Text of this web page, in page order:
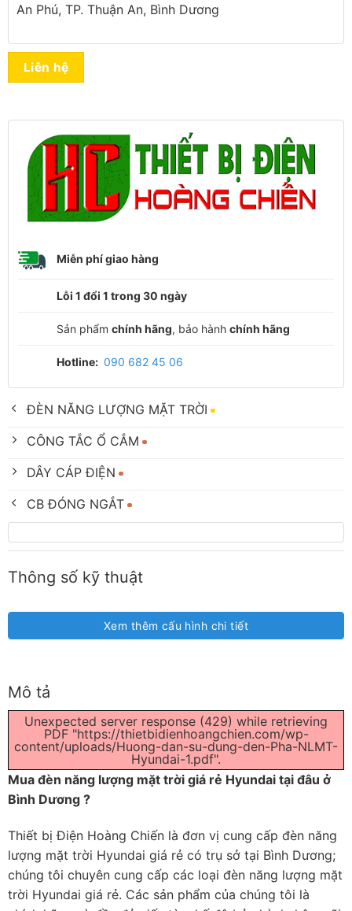
An Phú, TP. Thuận An, Bình Dương
Liên hệ
Miễn phí giao hàng
Lỗi 1 đổi 1 trong 30 ngày
Sản phẩm chính hãng, bảo hành chính hãng
Hotline: 090 682 45 06
ĐÈN NĂNG LƯỢNG MẶT TRỜI
CÔNG TẮC Ổ CẮM
DÂY CÁP ĐIỆN
CB ĐÓNG NGẮT
Mô tả
Unexpected server response (429) while retrieving
PDF "https://thietbidienhoangchien.com/wp-
content/uploads/Huong-dan-su-dung-den-Pha-NLMT-
Hyundai-1.pdf".
Mua đèn năng lượng mặt trời giá rẻ Hyundai tại đâu ở
Bình Dương ?
Thiết bị Điện Hoàng Chiến là đơn vị cung cấp đèn năng
lượng mặt trời Hyundai giá rẻ có trụ sở tại Bình Dương;
chúng tôi chuyên cung cấp các loại đèn năng lượng mặt
trời Hyundai giá rẻ. Các sản phẩm của chúng tôi là
Thông số kỹ thuật
Xem thêm cấu hình chi tiết